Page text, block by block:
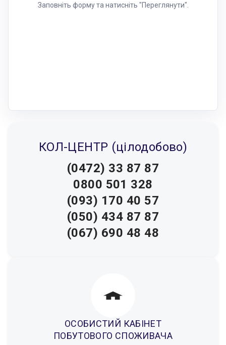
Заповніть форму та натисніть "Переглянути".
КОЛ-ЦЕНТР (цілодобово)
(0472) 33 87 87
0800 501 328
(093) 170 40 57
(050) 434 87 87
(067) 690 48 48
ОСОБИСТИЙ КАБІНЕТ
ПОБУТОВОГО СПОЖИВАЧА